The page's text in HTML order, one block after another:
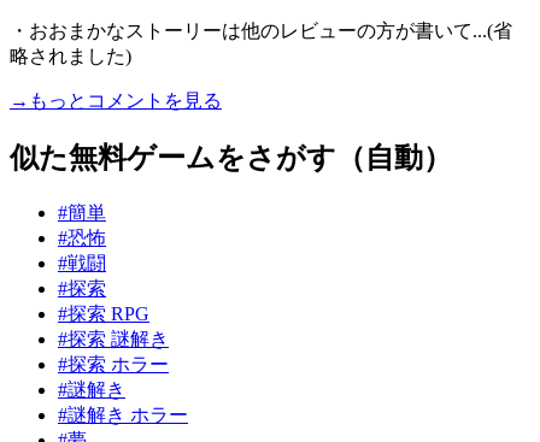
・おおまかなストーリーは他のレビューの方が書いて...(省
略されました)
→もっとコメントを見る
似た無料ゲームをさがす（自動）
#簡単
#恐怖
#戦闘
#探索
#探索 RPG
#探索 謎解き
#探索 ホラー
#謎解き
#謎解き ホラー